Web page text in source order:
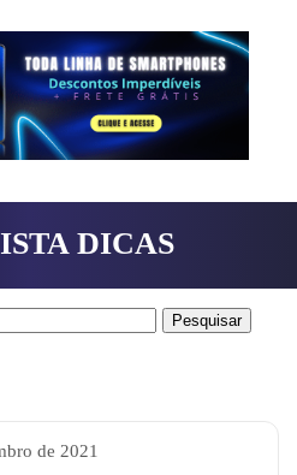
DICAS
de 2021